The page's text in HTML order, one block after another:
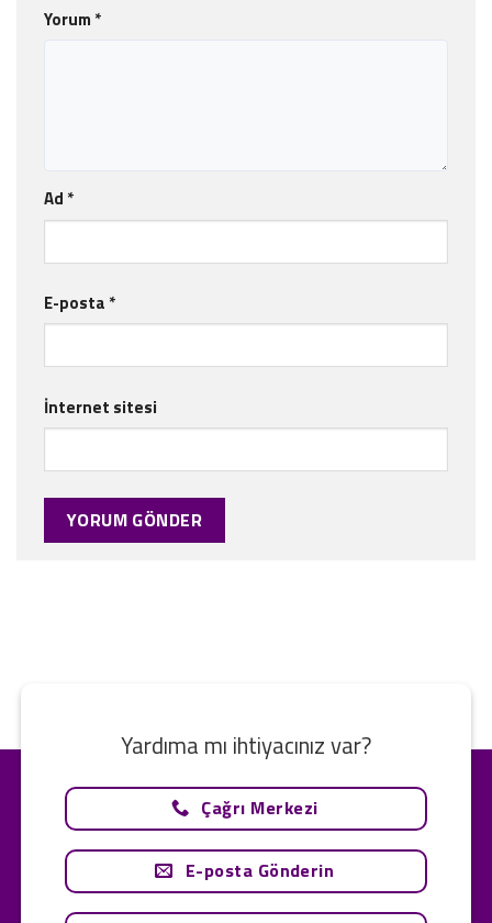
Yorum *
Ad *
E-posta *
İnternet sitesi
Yardıma mı ihtiyacınız var?
Çağrı Merkezi
E-posta Gönderin